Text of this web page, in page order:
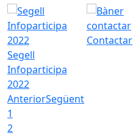
Segell
Infoparticipa
2022
Contactar
AnteriorSegüent
1
2